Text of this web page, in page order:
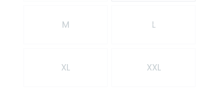
M L
XL XXL